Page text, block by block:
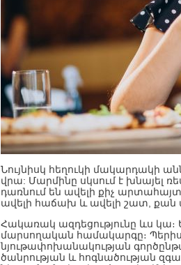
Նույնիսկ հեղուկի մակարդակի
վրա: Մարմինը սկսում է խնայել
դառնում են ավելի քիչ
ավելի հաճախ և ավելի շատ, քան
Հակառակ ազդեցությունը ևս
մարսողական համակարգը։
նյութափոխանակության
ծանրության և հոգնածության